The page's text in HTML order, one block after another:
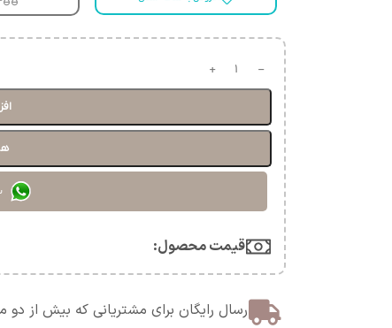
قیمت محصول:​
ارسال رایگان برای مشتریانی که بیش از